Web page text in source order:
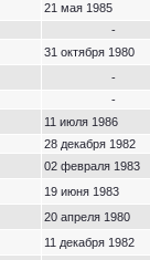
21 мая 1985
-
31 октября 1980
-
-
11 июля 1986
28 декабря 1982
02 февраля 1983
19 июня 1983
20 апреля 1980
11 декабря 1982